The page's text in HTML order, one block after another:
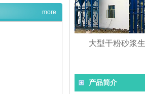
大型干粉砂浆
产品简介
more